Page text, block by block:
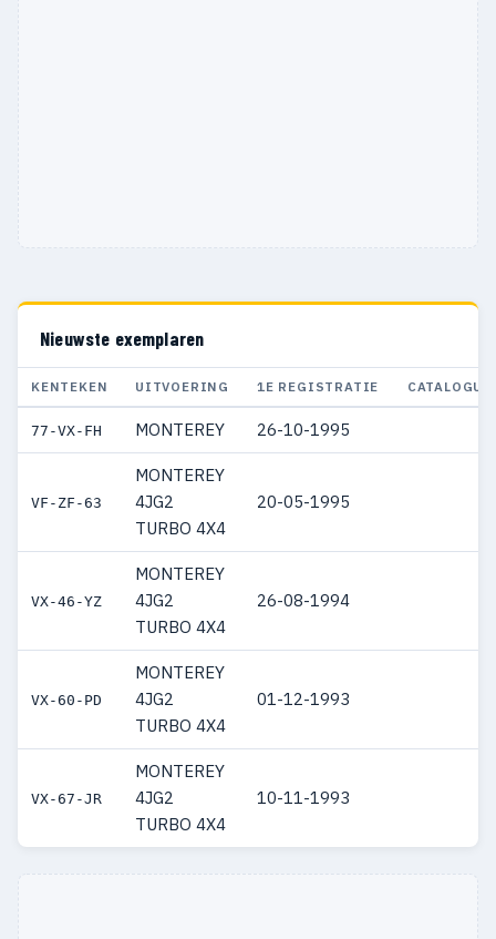
Nieuwste exemplaren
KENTEKEN UITVOERING 1E REGISTRATIE
77-VX-FH MONTEREY 26-10-1995
VF-ZF-63
MONTEREY
4JG2
TURBO 4X4
20-05-1995
VX-46-YZ
MONTEREY
4JG2
TURBO 4X4
26-08-1994
VX-60-PD
MONTEREY
4JG2
TURBO 4X4
01-12-1993
VX-67-JR
MONTEREY
4JG2
TURBO 4X4
10-11-1993